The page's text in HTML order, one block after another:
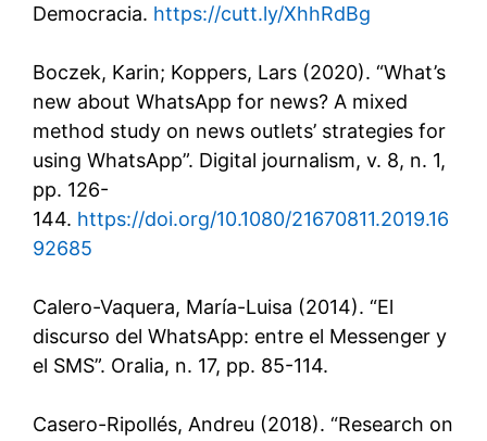
Democracia. https://cutt.ly/XhhRdBg
Boczek, Karin; Koppers, Lars (2020). “What’s
new about WhatsApp for news? A mixed
method study on news outlets’ strategies for
using WhatsApp”. Digital journalism, v. 8, n. 1,
pp. 126-
144. https://doi.org/10.1080/21670811.2019.16
92685
Calero-Vaquera, María-Luisa (2014). “El
discurso del WhatsApp: entre el Messenger y
el SMS”. Oralia, n. 17, pp. 85-114.
Casero-Ripollés, Andreu (2018). “Research on